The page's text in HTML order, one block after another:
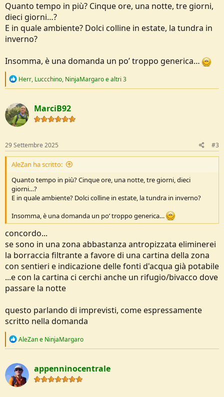
Quanto tempo in più? Cinque ore, una notte, tre giorni,
dieci giorni…?
E in quale ambiente? Dolci colline in estate, la tundra in
inverno?
Insomma, è una domanda un po’ troppo generica…
R
c
t
i
o
s
:
Herr, Luccchino, NinjaMargaroe altri 3
MarciB92
29 Settembre 2025 #3
AleZan ha scritto:
Quanto tempo in più? Cinque ore, una notte, tre giorni, dieci
giorni…?
E in quale ambiente? Dolci colline in estate, la tundra in inverno?
Insomma, è una domanda un po’ troppo generica…
concordo...
se sono in una zona abbastanza antropizzata eliminerei
la borraccia filtrante a favore di una cartina della zona
con sentieri e indicazione delle fonti d'acqua già potabile
...e con la cartina ci cerchi anche un rifugio/bivacco dove
passare la notte
questo parlando di imprevisti, come espressamente
scritto nella domanda
R
c
t
i
o
AleZane NinjaMargaro
appenninocentrale